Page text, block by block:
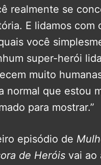
realmente se
E lidamos com
você
super-herói
muito
normal que estou
para mostrar.”
episódio de
de Heróis vai ao